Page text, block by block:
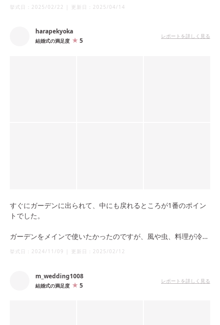
空間です！
挙式日： 2025/02/22 | 更新日： 2025/04/14
harapekyoka
結婚式の満足度 5
レポートを詳しく見る
すぐにガーデンに出られて、中にも戻れるところが1番のポイン
トでした。
ガーデンをメインで使いたかったのですが、風や虫、料理が冷め
れる結婚式場です。
挙式日： 2024/11/09 | 更新日： 2025/02/12
m_wedding1008
結婚式の満足度 5
レポートを詳しく見る